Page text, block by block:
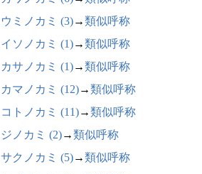
ウミノカミ (3)→類似呼称
イソノカミ (1)→類似呼称
カサノカミ (1)→類似呼称
カマノカミ (12)→類似呼称
コトノカミ (11)→類似呼称
ジノカミ (2)→類似呼称
サクノカミ (5)→類似呼称